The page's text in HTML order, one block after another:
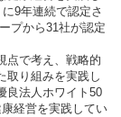
9年連続で認定さ
プから31社が認定
点で考え、戦略的
取り組みを実践し
良法人ホワイト50
経営を実践してい